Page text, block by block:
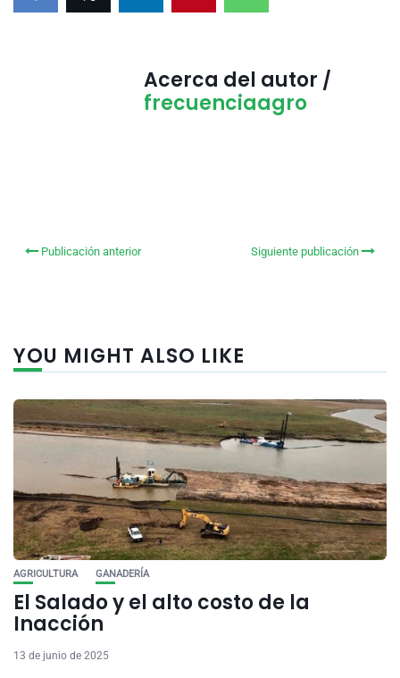
Acerca del autor /
frecuenciaagro
Publicación anterior Siguiente publicación
YOU MIGHT ALSO LIKE
AGRICULTURA GANADERÍA
El Salado y el alto costo de la
Inacción
13 de junio de 2025